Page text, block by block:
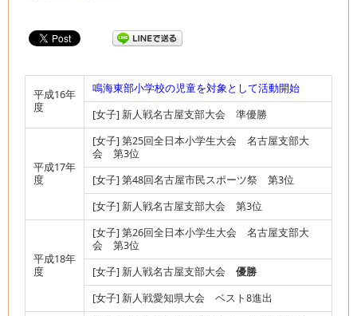
平成16年
度
鳴海東部小学校の児童を対象として活動開始
[女子] 新人戦名古屋支部大会 準優勝
平成17年
度
[女子] 第25回全日本小学生大会 名古屋支部大
会 第3位
[女子] 第48回名古屋市民スポーツ祭 第3位
[女子] 新人戦名古屋支部大会 第3位
平成18年
度
[女子] 第26回全日本小学生大会 名古屋支部大
会 第3位
[女子] 新人戦名古屋支部大会 優勝
[女子] 新人戦愛知県大会 ベスト8進出